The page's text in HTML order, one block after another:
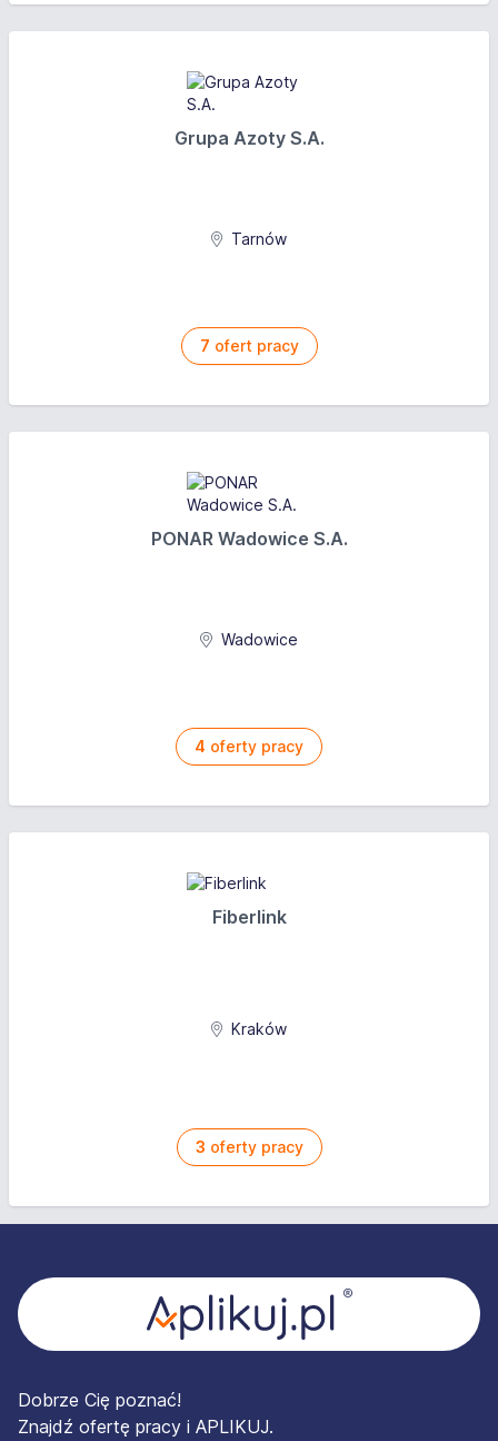
Grupa Azoty S.A.
Tarnów
7 ofert pracy
PONAR Wadowice S.A.
Wadowice
4 oferty pracy
Fiberlink
Kraków
3 oferty pracy
Dobrze Cię poznać!
Znajdź ofertę pracy i APLIKUJ.